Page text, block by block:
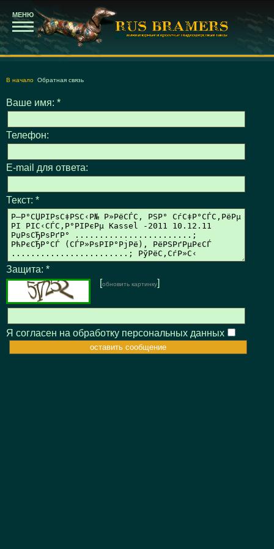
МЕНЮ
В начало Обратная связь
Ваше имя: *
Телефон:
E-mail для ответа:
Текст: *
Защита: *
[обновить картинку]
Я согласен на обработку персональных данных